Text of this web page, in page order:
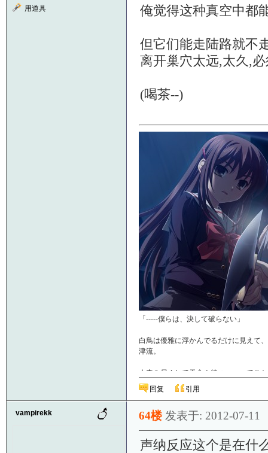
用道具
俺觉得这种真空中都
但它们能走陆路就不
离开巢穴太远,太久,
(喝茶--)
「-----僕らは、決して破らない」
白鳥は優雅に浮かんでるだけに見えて
津流。
人事を尽くして天命を待つ……ってこ
日なのです
---------
回复 引用
vampirekk 64楼 发表于: 2012-07-11
声纳反应这个是在什